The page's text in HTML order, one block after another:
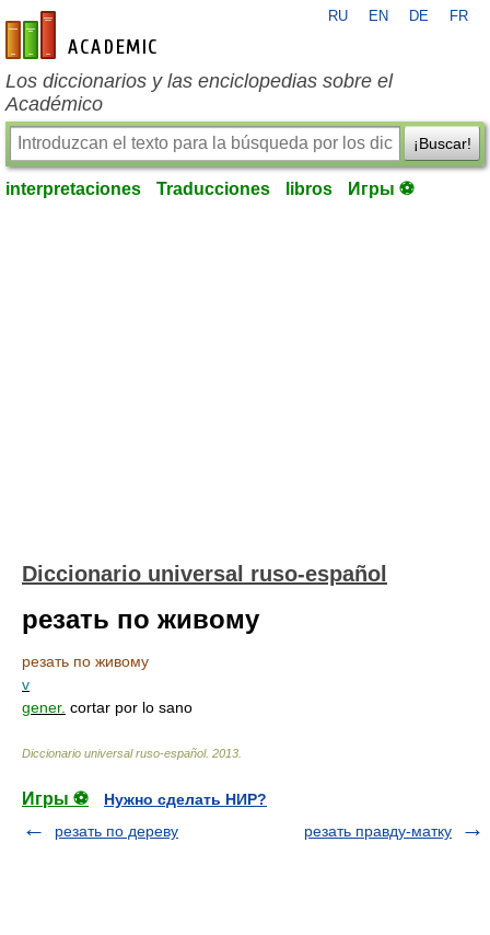
es-academic.com
RU EN DE FR
Los diccionarios y las enciclopedias sobre el
Académico
¡Buscar!
interpretaciones Traducciones libros Игры ⚽
Diccionario universal ruso-español
резать по живому
резать по живому
v
gener. cortar por lo sano
Diccionario universal ruso-español. 2013
Игры ⚽
Нужно сделать НИР?
резать по дереву
резать правду-матку